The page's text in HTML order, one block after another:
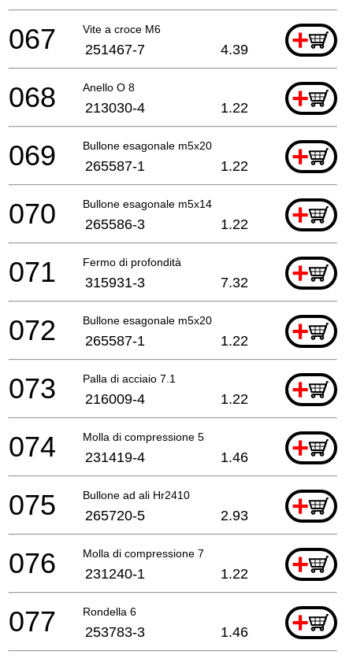
Vite a croce M6 +
067 251467-7 4.39
Anello O 8 +
068 213030-4 1.22
Bullone esagonale m5x20 +
069 265587-1 1.22
Bullone esagonale m5x14 +
070 265586-3 1.22
Fermo di profondità +
071 315931-3 7.32
Bullone esagonale m5x20 +
072 265587-1 1.22
Palla di acciaio 7.1 +
073 216009-4 1.22
Molla di compressione 5 +
074 231419-4 1.46
Bullone ad ali Hr2410 +
075 265720-5 2.93
Molla di compressione 7 +
076 231240-1 1.22
Rondella 6 +
077 253783-3 1.46